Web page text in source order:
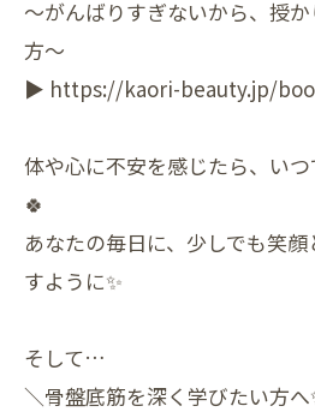
〜がんばりすぎないから、授
方〜
▶︎ https://kaori-beauty.jp/
体や心に不安を感じたら、い
🍀
あなたの毎日に、少しでも笑
すように✨
そして…
＼骨盤底筋を深く学びたい方へ